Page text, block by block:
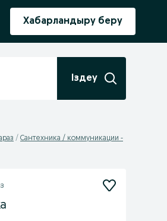
Хабарландыру беру
Іздеу
Сантехника / коммуникации -